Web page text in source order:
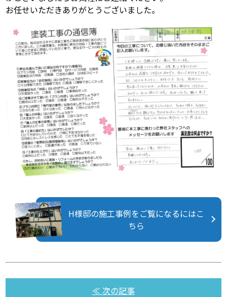
お任せいただきありがとうございました。
H様邸の施工事例をご覧になるにはこ
ちら
≪ 次の記事